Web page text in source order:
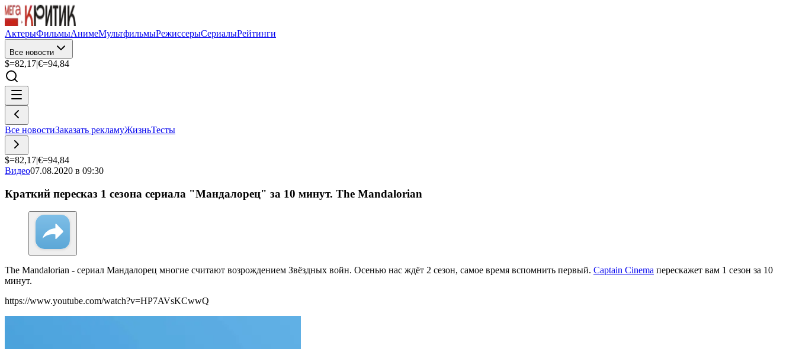
АктерыФильмыАнимеМультфильмыРежиссерыСериалыРейтинги
Все новости
$=82,17|€=94,84
Все новостиЗаказать рекламуЖизньТесты
$=82,17|€=94,84
Видео07.08.2020 в 09:30
Краткий пересказ 1 сезона сериала "Мандалорец" за 10 минут. The Mandalorian
The Mandalorian - сериал Мандалорец многие считают возрождением Звёздных войн. Осенью нас ждёт 2 сезон, самое время вспомнить первый. Captain Cinema перескажет вам 1 сезон за 10
минут.
https://www.youtube.com/watch?v=HP7AVsKCwwQ